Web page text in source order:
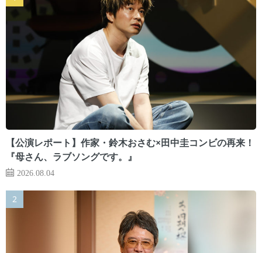
【公演レポート】作家・鈴木おさむ×田中圭コンビの再来！
『母さん、ラブソングです。』
2026.08.04